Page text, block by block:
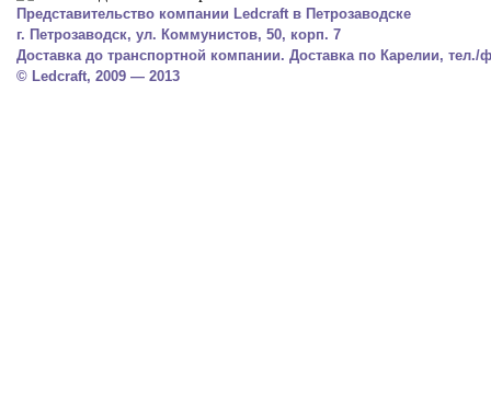
Представительство компании Ledcraft в Петрозаводске
г. Петрозаводск, ул. Коммунистов, 50, корп. 7
Доставка до транспортной компании. Доставка по Карелии, тел./
© Ledcraft, 2009 — 2013